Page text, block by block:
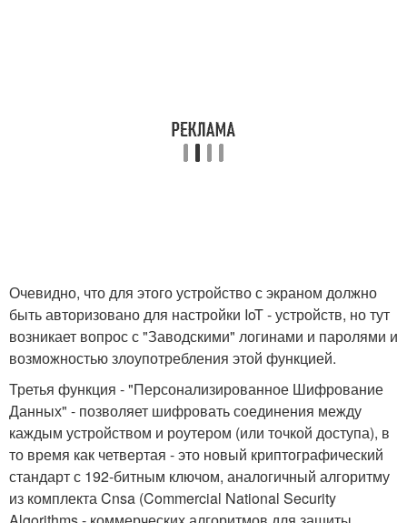
Очевидно, что для этого устройство с экраном должно
быть авторизовано для настройки IoT - устройств, но тут
возникает вопрос с "Заводскими" логинами и паролями и
возможностью злоупотребления этой функцией.
Третья функция - "Персонализированное Шифрование
Данных" - позволяет шифровать соединения между
каждым устройством и роутером (или точкой доступа), в
то время как четвертая - это новый криптографический
стандарт с 192-битным ключом, аналогичный алгоритму
из комплекта Cnsa (Commercial National Security